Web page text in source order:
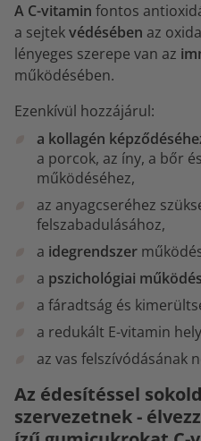
A C-vitamin fontos
a sejtekvédésében az
lényeges szerepe van az
működésében.
Ezenkívül hozzájárul:
a kollagén
a porcok, az íny, a bőr
működéséhez,
az anyagcseréhez
felszabadulásához,
a idegrendszer
a pszichológiai működés
a fáradtság és
a redukált E-vitamin
az vas felszívódásának
Az édesítéssel
szervezetnek -